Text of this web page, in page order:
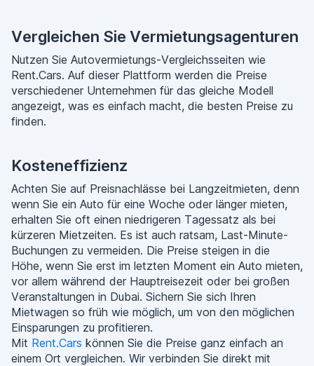
Vergleichen Sie Vermietungsagenturen
Nutzen Sie Autovermietungs-Vergleichsseiten wie
Rent.Cars. Auf dieser Plattform werden die Preise
verschiedener Unternehmen für das gleiche Modell
angezeigt, was es einfach macht, die besten Preise zu
finden.
Kosteneffizienz
Achten Sie auf Preisnachlässe bei Langzeitmieten, denn
wenn Sie ein Auto für eine Woche oder länger mieten,
erhalten Sie oft einen niedrigeren Tagessatz als bei
kürzeren Mietzeiten. Es ist auch ratsam, Last-Minute-
Buchungen zu vermeiden. Die Preise steigen in die
Höhe, wenn Sie erst im letzten Moment ein Auto mieten,
vor allem während der Hauptreisezeit oder bei großen
Veranstaltungen in Dubai. Sichern Sie sich Ihren
Mietwagen so früh wie möglich, um von den möglichen
Einsparungen zu profitieren.
Mit Rent.Cars können Sie die Preise ganz einfach an
einem Ort vergleichen. Wir verbinden Sie direkt mit